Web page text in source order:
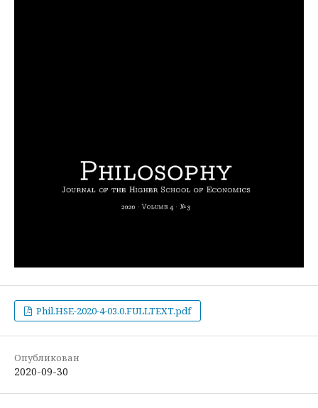
Phil.HSE-2020-4-03.0.FULLTEXT.pdf
Опубликован
2020-09-30